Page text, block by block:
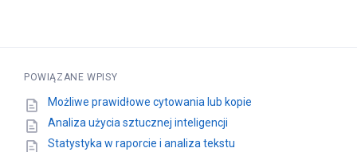
POWIĄZANE WPISY
Możliwe prawidłowe cytowania lub kopie
Analiza użycia sztucznej inteligencji
Statystyka w raporcie i analiza tekstu